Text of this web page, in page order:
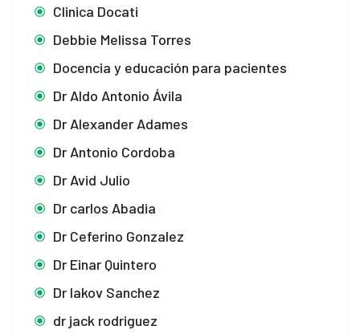
Clinica Docati
Debbie Melissa Torres
Docencia y educación para pacientes
Dr Aldo Antonio Ávila
Dr Alexander Adames
Dr Antonio Cordoba
Dr Avid Julio
Dr carlos Abadia
Dr Ceferino Gonzalez
Dr Einar Quintero
Dr Iakov Sanchez
dr jack rodriguez